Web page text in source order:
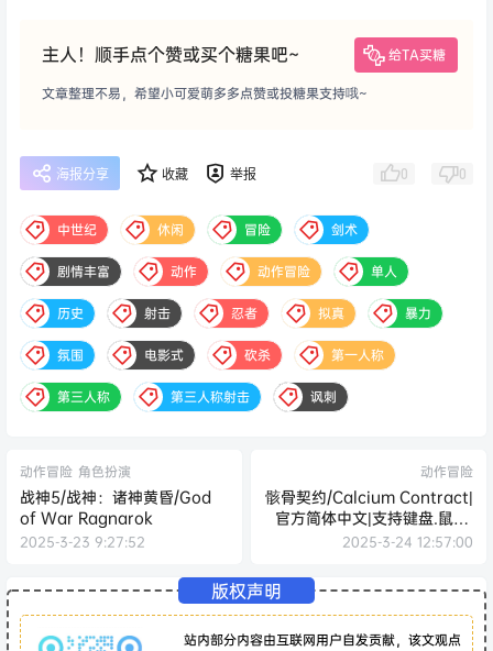
主人！顺手点个赞或买个糖果吧~ 给TA买糖
文章整理不易，希望小可爱萌多多点赞或投糖果支持哦~
海报分享 收藏 举报 0 0
中世纪 休闲 冒险 剑术
剧情丰富 动作 动作冒险 单人
历史 射击 忍者 拟真 暴力
氛围 电影式 砍杀 第一人称
第三人称 第三人称射击 讽刺
动作冒险 角色扮演
战神5/战神：诸神黄昏/God
of War Ragnarok
2025-3-23 9:27:52
动作冒险
骸骨契约/Calcium Contract|
官方简体中文|支持键盘.鼠标.
手柄
2025-3-24 12:57:00
版权声明
站内部分内容由互联网用户自发贡献，该文观点